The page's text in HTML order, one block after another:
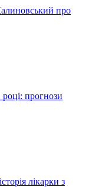
про
році: прогнози
лікарки з